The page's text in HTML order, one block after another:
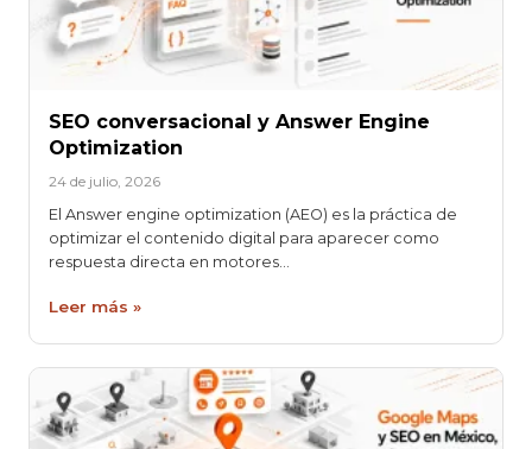
SEO conversacional y Answer Engine
Optimization
24 de julio, 2026
El Answer engine optimization (AEO) es la práctica de
optimizar el contenido digital para aparecer como
respuesta directa en motores…
Leer más »